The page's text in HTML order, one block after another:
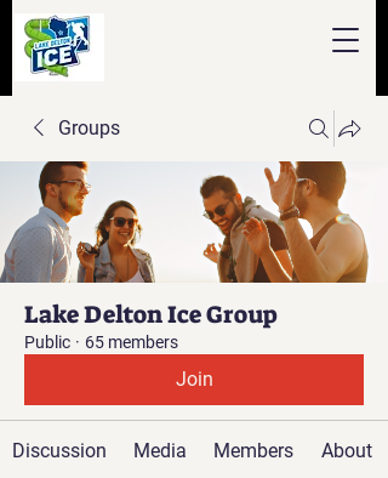
Groups
Lake Delton Ice Group
Public · 65 members
Join
Discussion Media Members About